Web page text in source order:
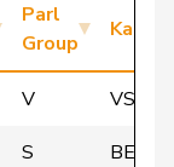
Parl
Group
V
VS
S
BE